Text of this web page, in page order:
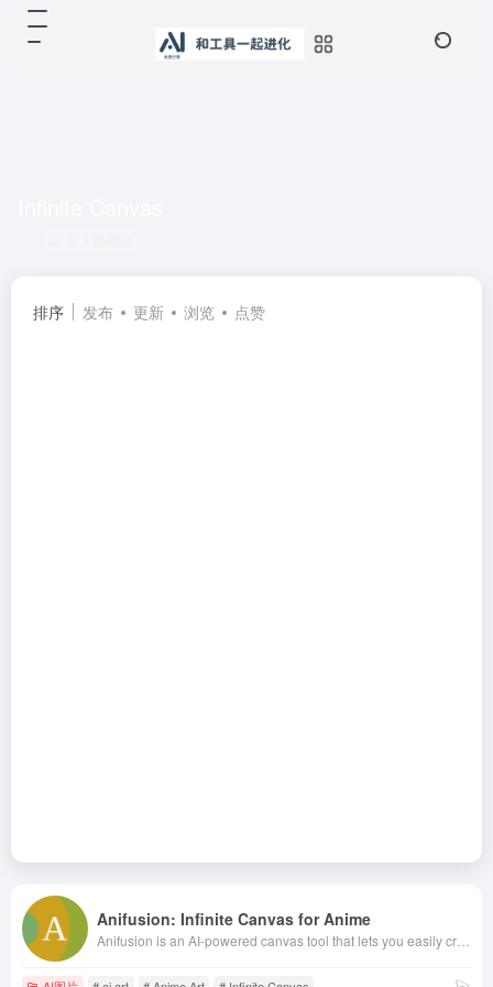
排序 发布 更新 浏览 点赞
Anifusion: Infinite Canvas for Anime